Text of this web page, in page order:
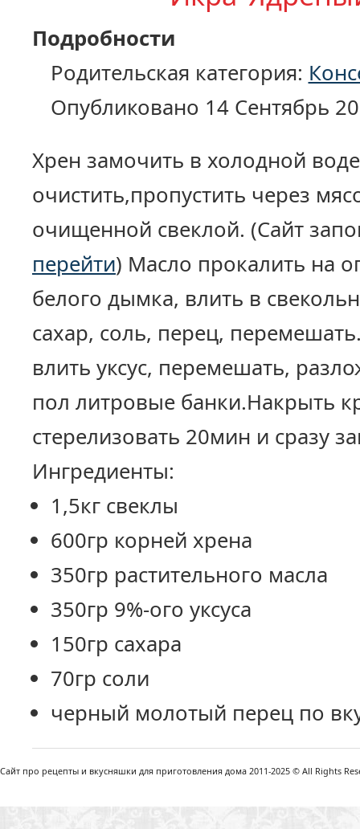
Подробности
Родительская категория:
Опубликовано 14 Сентябрь
Хрен замочить в холодной
очистить,пропустить через
очищенной свеклой. (Сайт
перейти) Масло прокалить на
белого дымка, влить в
сахар, соль, перец,
влить уксус, перемешать,
пол литровые банки.Накрыть
стерелизовать 20мин и сразу
Ингредиенты:
1,5кг свеклы
600гр корней хрена
350гр растительного масла
350гр 9%-ого уксуса
150гр сахара
70гр соли
черный молотый перец по
Сайт про рецепты и вкусняшки для приготовления дома 2011-2025 © All Rights